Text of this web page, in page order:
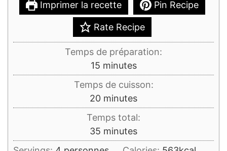
Imprimer la recette Pin Recipe
Rate Recipe
Temps de préparation:
15minutes
minutes
Temps de cuisson:
20minutes
minutes
Temps total:
35 minutes
minutes